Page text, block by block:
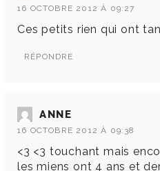
16 OCTOBRE 2012 À 09:27
Ces petits rien qui ont
RÉPONDRE
ANNE
16 OCTOBRE 2012 À 09:38
<3 <3 touchant mais
les miens ont 4 ans et